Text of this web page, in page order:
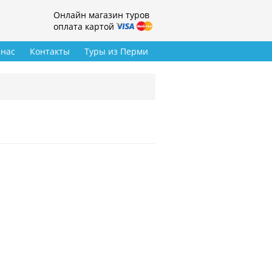
Онлайн магазин туров
оплата картой
Туры из Перми
Контакты